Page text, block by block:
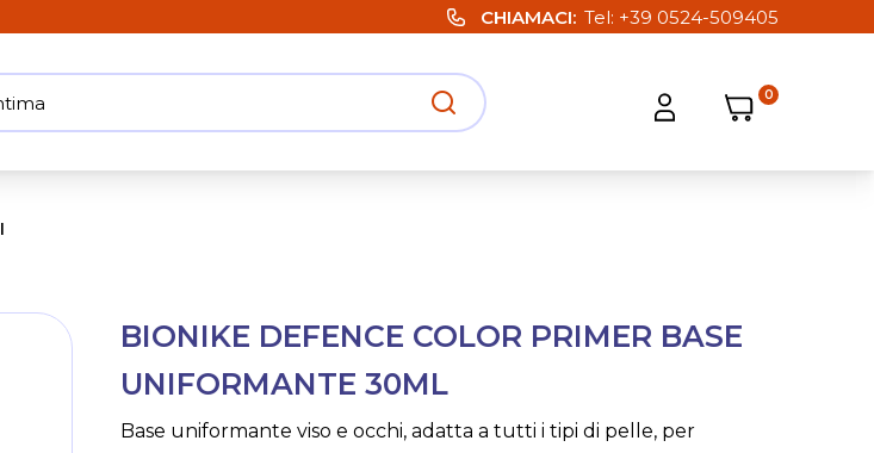
CHIAMACI Tel: +39 0524-509405
Apri ricerca Apri strumenti utente
Carrello
Carrello
0
BIONIKE DEFENCE COLOR PRIMER BASE
UNIFORMANTE 30ML
Base uniformante viso e occhi, adatta a tutti i tipi di pelle, per
to
beginning